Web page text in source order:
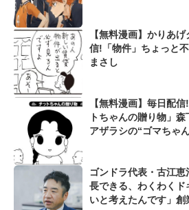
【無料漫画】かりあ
信!「物件」ちょっと
まさし
【無料漫画】毎日配
トちゃんの贈り物」
アザラシの“ゴマちゃ
ゴンドラ代表・古江
長できる、わくわく
いと考えたんです」